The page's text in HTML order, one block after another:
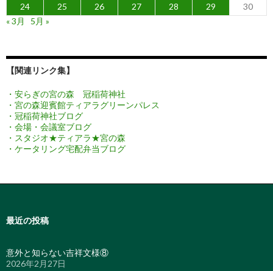
24
25 26 27 28 29
30
« 3月
5月 »
【関連リンク集】
・安らぎの宮の森 冠稲荷神社
・宮の森迎賓館ティアラグリーンパレス
・冠稲荷神社ブログ
・会場・会議室ブログ
・スタジオ★ティアラ★宮の森
・ケータリング宅配弁当ブログ
最近の投稿
意外と知らない吉祥文様⑧
2026年2月27日